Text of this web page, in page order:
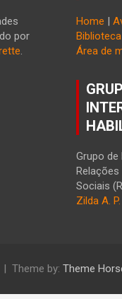
por
Home |
Biblioteca
Área de
Grupo de
Sociais
Zilda A.
Theme by: Theme